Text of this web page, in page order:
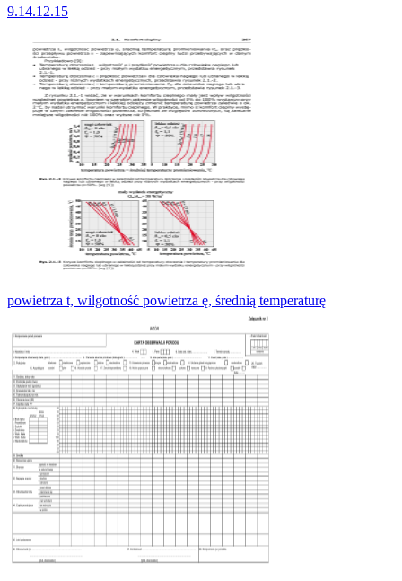
9.14.12.15
powietrza t, wilgotność powietrza ę, średnią temperaturę